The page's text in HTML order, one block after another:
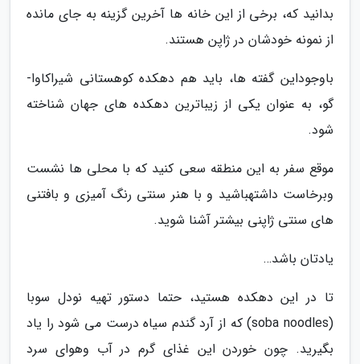
بدانید که، برخی از این خانه ها آخرین گزینه به جای مانده
از نمونه خودشان در ژاپن هستند.
باوجوداین گفته ها، باید هم دهکده کوهستانی شیراکاوا-
گو، به عنوان یکی از زیباترین دهکده های جهان شناخته
شود.
موقع سفر به این منطقه سعی کنید که با محلی ها نشست
وبرخاست داشته­باشید و با هنر سنتی رنگ آمیزی و بافتنی
های سنتی ژاپنی بیشتر آشنا شوید.
یادتان باشد…
تا در این دهکده هستید، حتما دستور تهیه نودل سوبا
(soba noodles) که از آرد گندم سیاه درست می شود را یاد
بگیرید. چون خوردن این غذای گرم در آب وهوای سرد